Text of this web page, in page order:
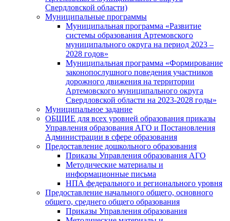
Свердловской области)
Муниципальные программы
Муниципальная программа «Развитие
системы образования Артемовского
муниципального округа на период 2023 –
2028 годов»
Муниципальная программа «Формирование
законопослушного поведения участников
дорожного движения на территории
Артемовского муниципального округа
Свердловской области на 2023-2028 годы»
Муниципальное задание
ОБЩИЕ для всех уровней образования приказы
Управления образования АГО и Постановления
Администрации в сфере образования
Предоставление дошкольного образования
Приказы Управления образования АГО
Методические материалы и
информационные письма
НПА федерального и регионального уровня
Предоставление начального общего, основного
общего, среднего общего образования
Приказы Управления образования